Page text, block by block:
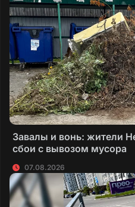
Завалы и вонь: жители
сбои с вывозом мусора
07.08.2026